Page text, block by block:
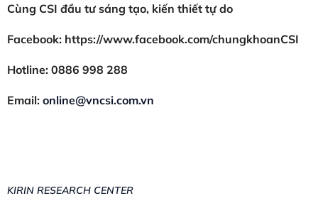
Cùng CSI đầu tư sáng tạo, kiến thiết tự do
Facebook: https://www.facebook.com/chungkhoanCSI
Hotline: 0886 998 288
Email: online@vncsi.com.vn
KIRIN RESEARCH CENTER